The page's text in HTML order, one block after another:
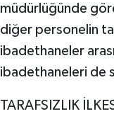
müdürlüğünde
diğer personelin
ibadethaneler
ibadethaneleri de
TARAFSIZLIK